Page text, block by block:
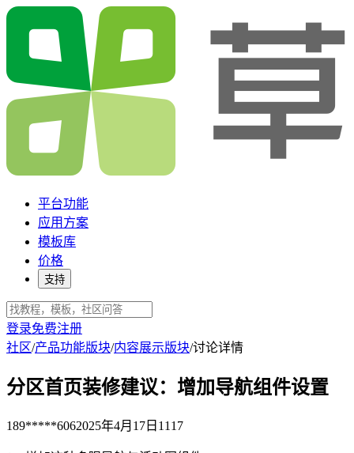
平台功能
应用方案
模板库
价格
支持
登录免费注册
社区/产品功能版块/内容展示版块/讨论详情
分区首页装修建议：增加导航组件设置
189*****6062025年4月17日 1117